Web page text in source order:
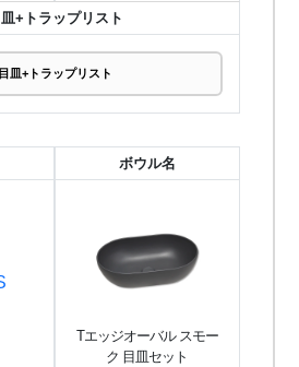
皿+トラップリスト
目皿+トラップリスト
ボウル名
Tエッジオーバル スモー
ク 目皿セット